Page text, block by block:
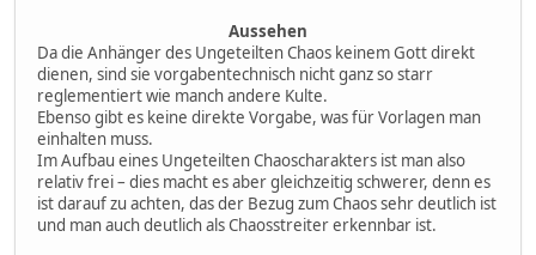
Aussehen
Da die Anhänger des Ungeteilten Chaos keinem Gott direkt
dienen, sind sie vorgabentechnisch nicht ganz so starr
reglementiert wie manch andere Kulte.
Ebenso gibt es keine direkte Vorgabe, was für Vorlagen man
einhalten muss.
Im Aufbau eines Ungeteilten Chaoscharakters ist man also
relativ frei – dies macht es aber gleichzeitig schwerer, denn es
ist darauf zu achten, das der Bezug zum Chaos sehr deutlich ist
und man auch deutlich als Chaosstreiter erkennbar ist.